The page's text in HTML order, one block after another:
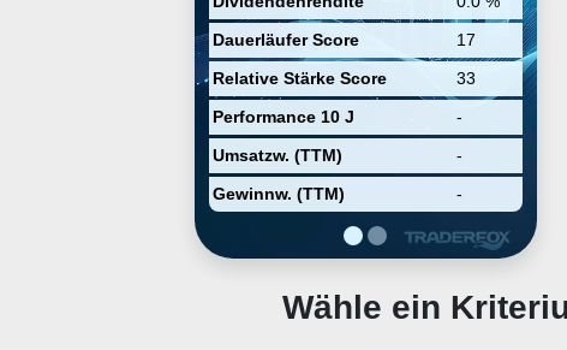
Dauerläufer Score
17
Relative Stärke Score
33
Performance 10 J
-
Umsatzw. (TTM)
-
Gewinnw. (TTM)
-
Wähle ein